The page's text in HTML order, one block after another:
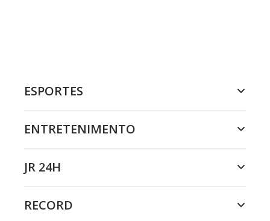
ESPORTES
ENTRETENIMENTO
JR 24H
RECORD